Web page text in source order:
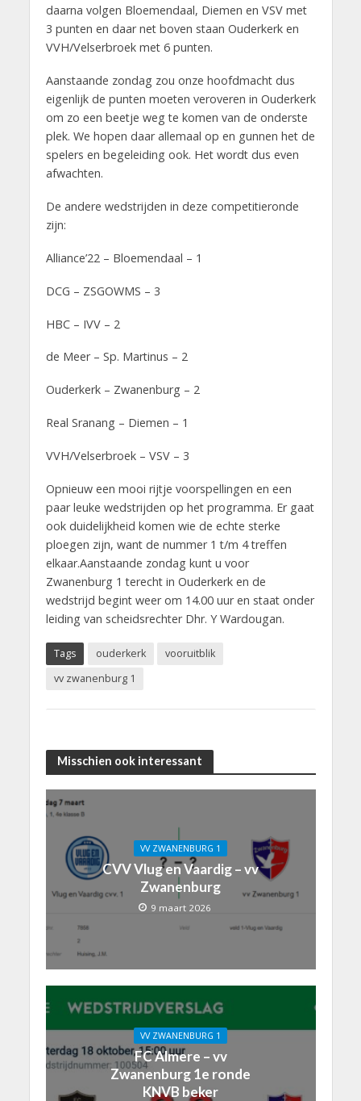
daarna volgen Bloemendaal, Diemen en VSV met
3 punten en daar net boven staan Ouderkerk en
VVH/Velserbroek met 6 punten.
Aanstaande zondag zou onze hoofdmacht dus
eigenlijk de punten moeten veroveren in Ouderkerk
om zo een beetje weg te komen van de onderste
plek. We hopen daar allemaal op en gunnen het de
spelers en begeleiding ook. Het wordt dus even
afwachten.
De andere wedstrijden in deze competitieronde
zijn:
Alliance’22 – Bloemendaal – 1
DCG – ZSGOWMS – 3
HBC – IVV – 2
de Meer – Sp. Martinus – 2
Ouderkerk – Zwanenburg – 2
Real Sranang – Diemen – 1
VVH/Velserbroek – VSV – 3
Opnieuw een mooi rijtje voorspellingen en een
paar leuke wedstrijden op het programma. Er gaat
ook duidelijkheid komen wie de echte sterke
ploegen zijn, want de nummer 1 t/m 4 treffen
elkaar.Aanstaande zondag kunt u voor
Zwanenburg 1 terecht in Ouderkerk en de
wedstrijd begint weer om 14.00 uur en staat onder
leiding van scheidsrechter Dhr. Y Wardougan.
Tags ouderkerk
vooruitblik
vv zwanenburg 1
Misschien ook interessant
VV ZWANENBURG 1
CVV Vlug en Vaardig – vv
Zwanenburg
9 maart 2026
VV ZWANENBURG 1
FC Almere – vv
Zwanenburg 1e ronde
KNVB beker